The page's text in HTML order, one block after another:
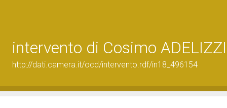
intervento di Cosimo ADELIZZI
http://dati.camera.it/ocd/intervento.rdf/in18_496154